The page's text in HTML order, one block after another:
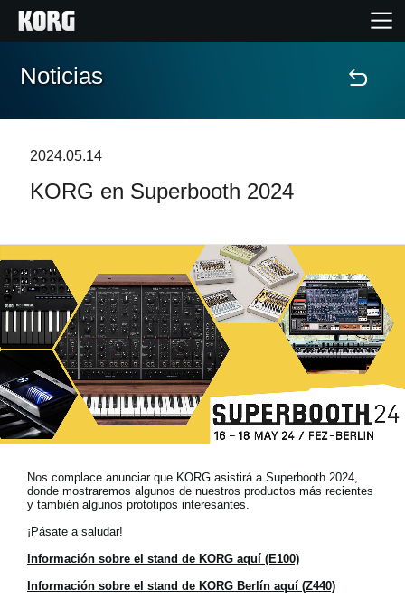
Inicio
Características
Eventos
Soporte
Localizador de Tiendas
Noticias
Redes Sociales
Acerca de KORG
Noticias
2024.05.14
KORG en Superbooth 2024
Nos complace anunciar que KORG asistirá a Superbooth 2024,
donde mostraremos algunos de nuestros productos más recientes
y también algunos prototipos interesantes.
¡Pásate a saludar!
Información sobre el stand de KORG aquí (E100)
Información sobre el stand de KORG Berlín aquí (Z440)